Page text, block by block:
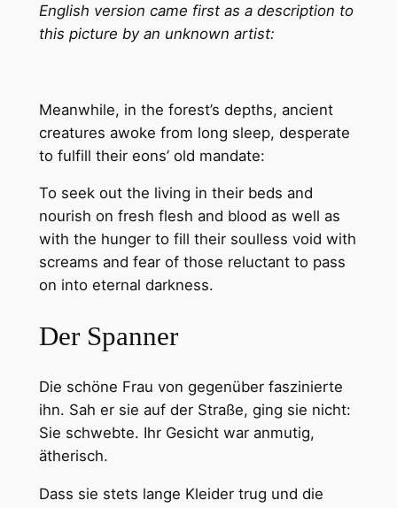
English version came first as a description to
this picture by an unknown artist:
Meanwhile, in the forest’s depths, ancient
creatures awoke from long sleep, desperate
to fulfill their eons’ old mandate:
To seek out the living in their beds and
nourish on fresh flesh and blood as well as
with the hunger to fill their soulless void with
screams and fear of those reluctant to pass
on into eternal darkness.
Der Spanner
Die schöne Frau von gegenüber faszinierte
ihn. Sah er sie auf der Straße, ging sie nicht:
Sie schwebte. Ihr Gesicht war anmutig,
ätherisch.
Dass sie stets lange Kleider trug und die